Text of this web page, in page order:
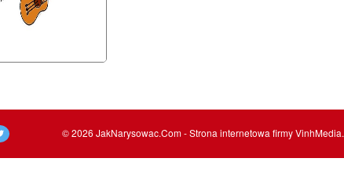
© 2026 JakNarysowac.Com - Strona internetowa firmy VinhMedia.